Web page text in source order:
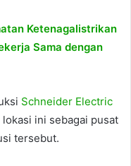
Ketenagalistrikan
Sama dengan
Schneider Electric
ini sebagai pusat
tersebut.